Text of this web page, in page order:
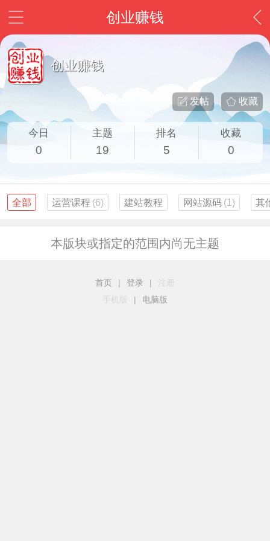
创业赚钱
创业赚钱
收藏
发帖
今日
0
主题
19
排名
5
收藏
0
全部 运营课程 (6) 建站教程 网站源码 (1) 其
本版块或指定的范围内尚无主题
首页 | 登录 |
手机版
| 电脑版